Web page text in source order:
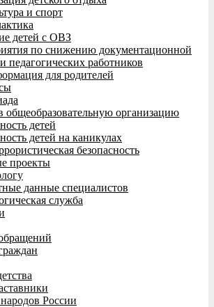
и спорт
детей с ОВЗ
по снижению документационной
педагогических работников
для родителей
общеобразовательную организацию
детей
детей на каникулах
безопасность
проекты
данные специалистов
служба
России